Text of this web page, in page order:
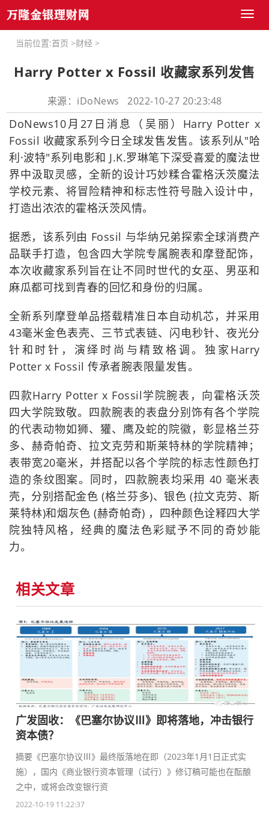
Toggle
当前位置:首页 >财经 >
Harry Potter x Fossil 收藏家系列发售
来源：iDoNews 2022-10-27 20:23:48
DoNews10月27日消息（吴丽）Harry Potter x
Fossil 收藏家系列今日全球发售发售。该系列从"哈
利·波特"系列电影和 J.K.罗琳笔下深受喜爱的魔法世
界中汲取灵感，全新的设计巧妙糅合霍格沃茨魔法
学校元素、将冒险精神和标志性符号融入设计中，
打造出浓浓的霍格沃茨风情。
据悉，该系列由 Fossil 与华纳兄弟探索全球消费产
品联手打造，包含四大学院专属腕表和摩登配饰，
本次收藏家系列旨在让不同时世代的女巫、男巫和
麻瓜都可找到青春的回忆和身份的归属。
全新系列摩登单品搭载精准日本自动机芯，并采用
43毫米金色表壳、三节式表链、闪电秒针、夜光分
针和时针，演绎时尚与精致格调。独家Harry
Potter x Fossil 传承者腕表限量发售。
四款Harry Potter x Fossil学院腕表，向霍格沃茨
四大学院致敬。四款腕表的表盘分别饰有各个学院
的代表动物如狮、獾、鹰及蛇的院徽，彰显格兰芬
多、赫奇帕奇、拉文克劳和斯莱特林的学院精神；
表带宽20毫米，并搭配以各个学院的标志性颜色打
造的条纹图案。同时，四款腕表均采用 40 毫米表
壳，分别搭配金色 (格兰芬多)、银色 (拉文克劳、斯
莱特林)和烟灰色 (赫奇帕奇) ，四种颜色诠释四大学
院独特风格，经典的魔法色彩赋予不同的奇妙能
力。
相关文章
广发固收：《巴塞尔协议Ⅲ》即将落地，冲击银行
资本债？
摘要《巴塞尔协议Ⅲ》最终版落地在即（2023年1月1日正式实
施），国内《商业银行资本管理（试行）》修订稿可能也在酝酿
之中，或将会改变银行资
2022-10-19 11:22:37